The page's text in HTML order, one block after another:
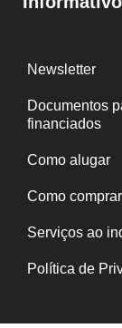
Newsletter
Documentos
financiados
Como alugar
Como comprar
Serviços ao
Política de